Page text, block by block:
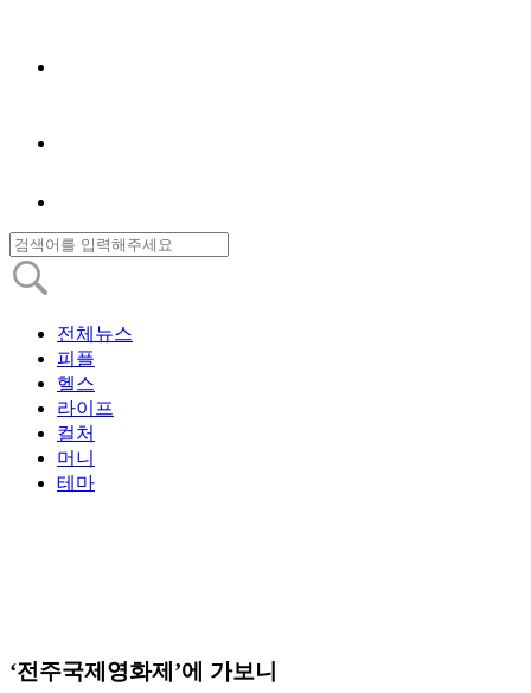
전체뉴스
피플
헬스
라이프
컬처
머니
테마
‘전주국제영화제’에 가보니